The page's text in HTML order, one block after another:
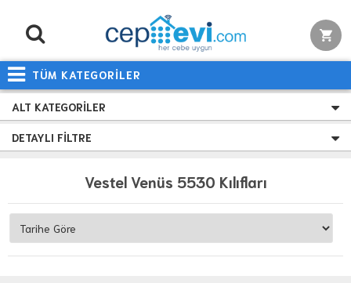
TÜM KATEGORİLER
ALT KATEGORILER
DETAYLI FILTRE
Vestel Venüs 5530 Kılıfları